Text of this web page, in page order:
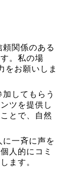
頼関係のある
。私の場
をお願いしま
してもらう
ツを提供し
とで、自然
に一斉に声を
人的にコミ
ます。